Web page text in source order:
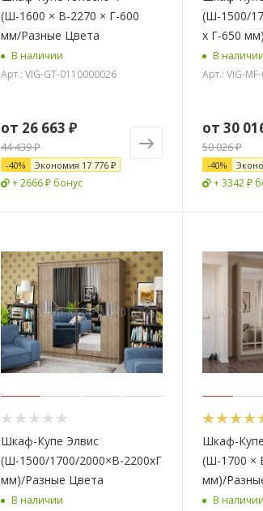
(Ш-1600 × В-2270 × Г-600
мм/Разные Цвета
В наличии
Арт.: VIG-GT-0110000026
от 26 663 ₽
44 439 ₽
-40% Экономия 17 776 ₽
+ 2666 ₽ бонус
(Ш-1500/
х Г-650
В наличии
Арт.: VIG-
от 30
50 026 ₽
-40%
+ 3342 ₽
Шкаф-Купе Элвис
(Ш-1500/1700/2000×В-2200хГ-650
мм)/Разные Цвета
В наличии
Шкаф-
(Ш-1700 ×
мм)/
В наличии